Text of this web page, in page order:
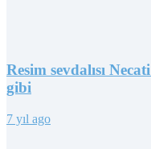
Resim sevdalısı
gibi
7 yıl ago